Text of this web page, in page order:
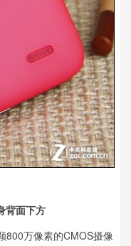
背面下方
万像素的CMOS摄像